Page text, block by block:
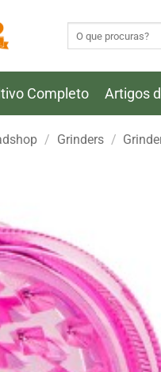
Completo Artigos
/ Grinders /